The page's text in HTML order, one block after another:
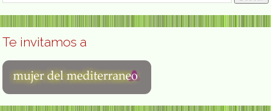
Te invitamos a